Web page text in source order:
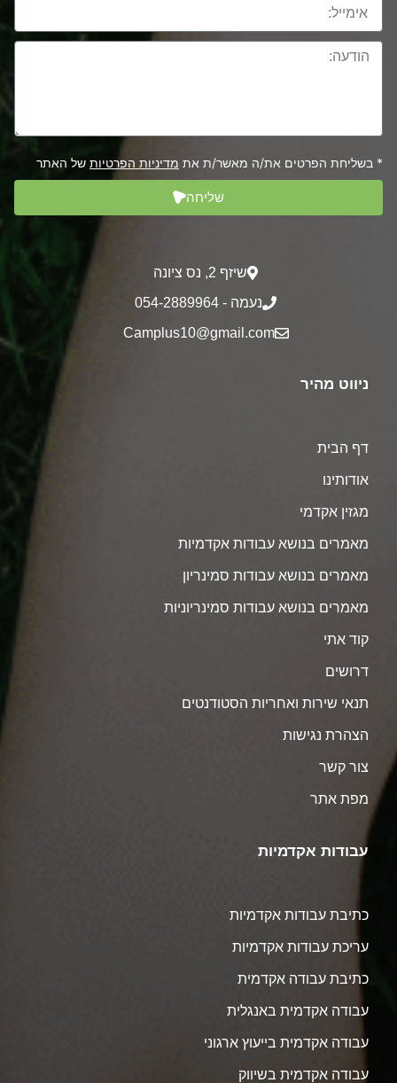
* בשליחת הפרטים את/ה מאשר/ת את מדיניות הפרטיות של האתר
שליחה
שיזף 2‎, נס ציונה
נעמה - 054-2889964
Camplus10@gmail.com
ניווט מהיר
דף הבית
אודותינו
מגזין אקדמי
מאמרים בנושא עבודות אקדמיות
מאמרים בנושא עבודות סמינריון
מאמרים בנושא עבודות סמינריוניות
קוד אתי
דרושים
תנאי שירות ואחריות הסטודנטים
הצהרת נגישות
צור קשר
מפת אתר
עבודות אקדמיות
כתיבת עבודות אקדמיות
עריכת עבודות אקדמיות
כתיבת עבודה אקדמית
עבודה אקדמית באנגלית
עבודה אקדמית בייעוץ ארגוני
עבודה אקדמית בשיווק